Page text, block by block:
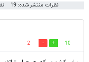
نظرات منتشر شده: 19
10
2